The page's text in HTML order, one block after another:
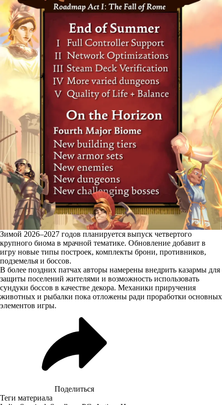
Зимой 2026–2027 годов планируется выпуск четвертого
крупного биома в мрачной тематике. Обновление добавит в
игру новые типы построек, комплекты брони, противников,
подземелья и боссов.
В более поздних патчах авторы намерены внедрить казармы для
защиты поселений жителями и возможность использовать
сундуки боссов в качестве декора. Механики приручения
животных и рыбалки пока отложены ради проработки основных
элементов игры.
Поделиться
Теги материала